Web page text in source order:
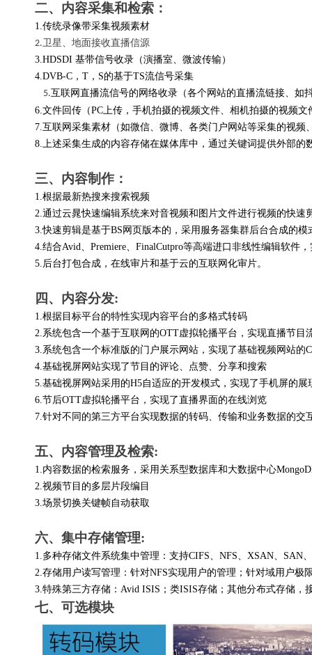
二、内容采集和检索：
1.传统录像带采集视频素材
2.卫星、地面接收直播信源
3.HDSDI 基带信号收录（演播室、微波传输）
4.DVB-C ，T，S的基于TS流信号采集
5.互联网直播流信号的网络收录（各个网站的直播流链接、如
6.文件回传（PC上传，手机拍摄的视频文件、相机拍摄的视频
7.互联网采集素材（如微信、微博、各类门户网站等采集的视频
8.上述采集生成的内容存储在媒体库中，通过关键词提供外部的
三、内容制作：
1.根据最新热搜来搜索视频
2.通过云晁快速编辑系统来对音视频和图片文件进行视频的快速
3.快速剪辑是基于BS网页版本的，采用服务器集群后台合成的模
4.结合Avid、Premiere、FinalCutpro等高端进口非线性编辑软件
5.后台打包合成，在线审片和基于云的互联网化审片。
四、内容分发:
1.根据目标平台的特性实现内容平台的多格式转码
2.系统包含一个基于互联网的OTT虚拟轮播平台，实现直播节目
3.系统包含一个标准版的门户展示网站，实现了基础视频网站的
4.基础视屏网站实现了节目的评论、点赞、分享和搜索
5.基础视屏网站采用的H5自适应的开发模式，实现了手机屏的展
6.节后OTT虚拟轮播平台，实现了直播界面的在线浏览
7.针对不同的第三方平台实现数据的转码、传输和业务数据的交
五、内容管理及检索:
1.内容数据的检索服务，采用关系型数据库和大数据中心
2.视频节目的多层片段编目
3.场景切换关键帧自动获取
六、集中存储管理:
1.多种存储文件系统集中管理：支持CIFS、NFS、XSAN、SAN
2.存储用户读写管理：针对NFS实现用户的管理；针对域用户
3.特殊第三方存储：Avid ISIS；类ISIS存储；其他分布式存储，
七、可选模块